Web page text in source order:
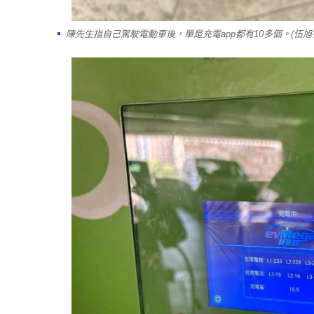
陳先生指自己駕駛電動車後，單是充電app都有10多個。(伍旭